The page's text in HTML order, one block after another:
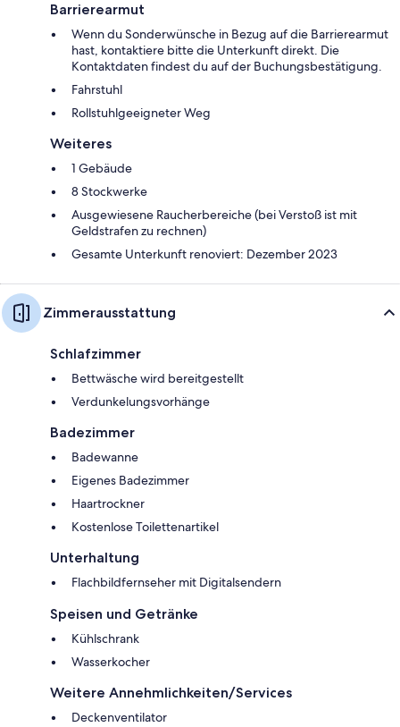
Barrierearmut
Wenn du Sonderwünsche in Bezug auf die Barrierearmut
hast, kontaktiere bitte die Unterkunft direkt. Die
Kontaktdaten findest du auf der Buchungsbestätigung.
Fahrstuhl
Rollstuhlgeeigneter Weg
Weiteres
1 Gebäude
8 Stockwerke
Ausgewiesene Raucherbereiche (bei Verstoß ist mit
Geldstrafen zu rechnen)
Gesamte Unterkunft renoviert: Dezember 2023
Zimmerausstattung
Schlafzimmer
Bettwäsche wird bereitgestellt
Verdunkelungsvorhänge
Badezimmer
Badewanne
Eigenes Badezimmer
Haartrockner
Kostenlose Toilettenartikel
Unterhaltung
Flachbildfernseher mit Digitalsendern
Speisen und Getränke
Kühlschrank
Wasserkocher
Weitere Annehmlichkeiten/Services
Deckenventilator